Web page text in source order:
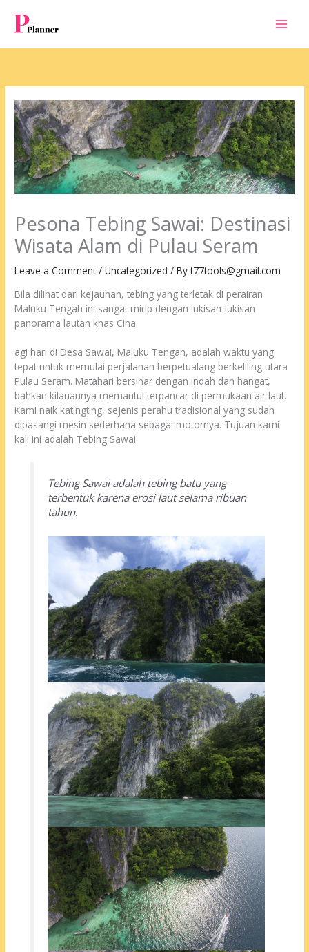
content
Pesona Tebing Sawai: Destinasi
Wisata Alam di Pulau Seram
Leave a Comment /Uncategorized / Byt77tools@gmail.com
Bila dilihat dari kejauhan, tebing yang terletak di perairan
Maluku Tengah ini sangat mirip dengan lukisan-lukisan
panorama lautan khas Cina.
agi hari di Desa Sawai, Maluku Tengah, adalah waktu yang
tepat untuk memulai perjalanan berpetualang berkeliling utara
Pulau Seram. Matahari bersinar dengan indah dan hangat,
bahkan kilauannya memantul terpancar di permukaan air laut.
Kami naik katingting, sejenis perahu tradisional yang sudah
dipasangi mesin sederhana sebagai motornya. Tujuan kami
kali ini adalah Tebing Sawai.
Tebing Sawai adalah tebing batu yang
terbentuk karena erosi laut selama ribuan
tahun.